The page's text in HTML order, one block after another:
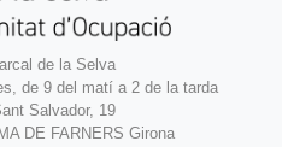
de la Selva
de 9 del matí a 2 de la tarda
Salvador, 19
DE FARNERS Girona